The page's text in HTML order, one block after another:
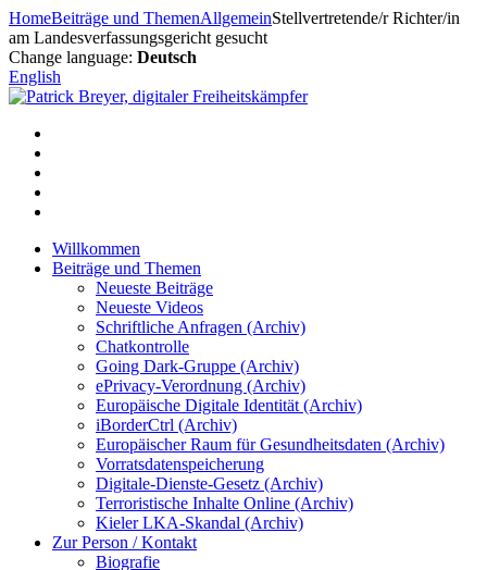
Zum
Inhalt
springen
HomeBeiträge und ThemenAllgemeinStellvertretende/r Richter/in
am Landesverfassungsgericht gesucht
Change language: Deutsch
English
Willkommen
Beiträge und Themen
Neueste Beiträge
Neueste Videos
Schriftliche Anfragen (Archiv)
Chatkontrolle
Going Dark-Gruppe (Archiv)
ePrivacy-Verordnung (Archiv)
Europäische Digitale Identität (Archiv)
iBorderCtrl (Archiv)
Europäischer Raum für Gesundheitsdaten (Archiv)
Vorratsdatenspeicherung
Digitale-Dienste-Gesetz (Archiv)
Terroristische Inhalte Online (Archiv)
Kieler LKA-Skandal (Archiv)
Zur Person / Kontakt
Biografie